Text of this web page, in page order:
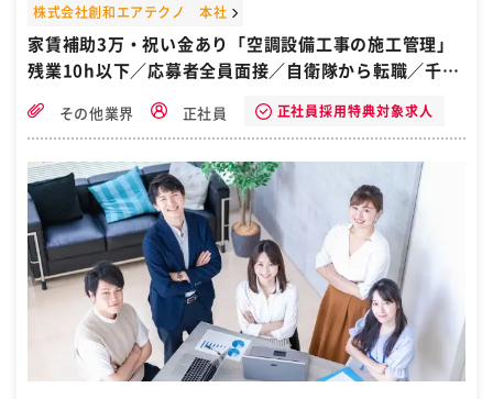
調の中で勤務出来ます。 毎日経験を積む事により、出来る事が増えて
株式会社創和エアテクノ 本社
家賃補助3万・祝い金あり「空調設備工事の施工管理」
残業10h以下／応募者全員面接／自衛隊から転職／千葉
その他業界 正社員 正社員採用特典対象求人